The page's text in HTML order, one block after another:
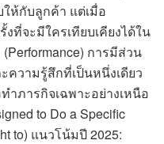
ห้กับลูกค้า แต่เมื่อ
ที่จะมีใครเทียบเคียงได้ใน
การมีส่วน
ความรู้สึกที่เป็นหนึ่งเดียว
ำภารกิจเฉพาะอย่างเหนือ
to Do a Specific
to) แนวโน้มปี 2025: